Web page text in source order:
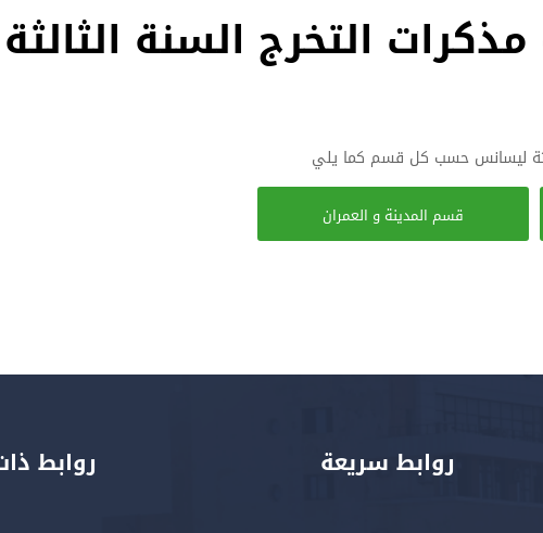
التخرج السنة
ليسانس حسب كل قسم كما يلي
قسم المدينة و العمران
روابط سريعة روابط